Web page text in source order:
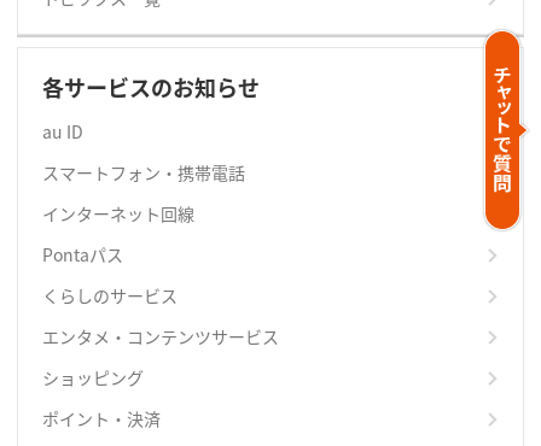
各サービスのお知らせ
au ID
スマートフォン・携帯電話
インターネット回線
Pontaパス
くらしのサービス
エンタメ・コンテンツサービス
ショッピング
ポイント・決済